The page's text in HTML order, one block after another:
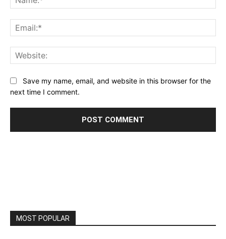
Save my name, email, and website in this browser for the
next time I comment.
MOST POPULAR